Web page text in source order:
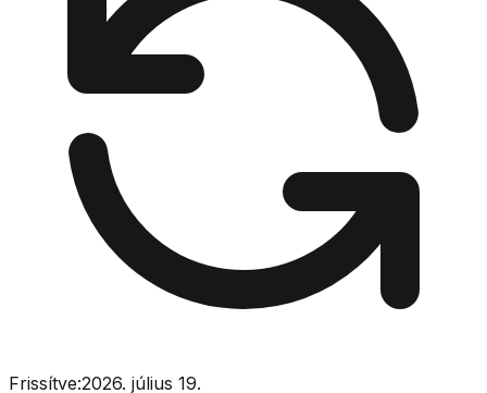
Frissítve:2026. július 19.